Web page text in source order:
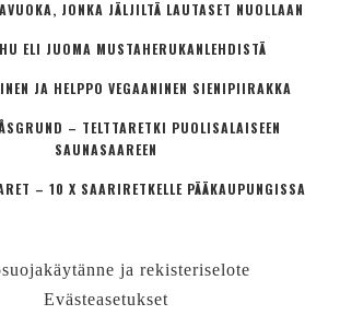
JONKA JÄLJILTÄ LAUTASET NUOLLAAN
ELI JUOMA MUSTAHERUKANLEHDISTÄ
JA HELPPO VEGAANINEN SIENIPIIRAKKA
– TELTTARETKI PUOLISALAISEEN
SAUNASAAREEN
– 10 X SAARIRETKELLE PÄÄKAUPUNGISSA
ja rekisteriselote
Evästeasetukset